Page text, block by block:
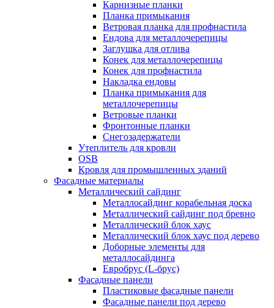
Карнизные планки
Планка примыкания
Ветровая планка для профнастила
Ендова для металлочерепицы
Заглушка для отлива
Конек для металлочерепицы
Конек для профнастила
Накладка ендовы
Планка примыкания для
металлочерепицы
Ветровые планки
Фронтонные планки
Снегозадержатели
Утеплитель для кровли
OSB
Кровля для промышленных зданий
Фасадные материалы
Металлический сайдинг
Металлосайдинг корабельная доска
Металлический сайдинг под бревно
Металлический блок хаус
Металлический блок хаус под дерево
Доборные элементы для
металлосайдинга
Евробрус (L-брус)
Фасадные панели
Пластиковые фасадные панели
Фасадные панели под дерево